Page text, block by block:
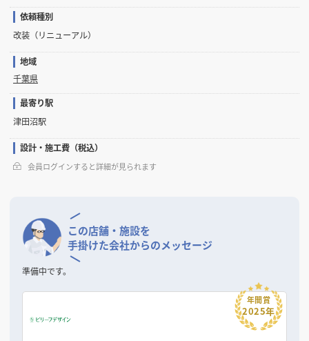
依頼種別
改装（リニューアル）
地域
千葉県
最寄り駅
津田沼駅
設計・施工費（税込）
会員ログインすると詳細が見られます
この店舗・施設を
手掛けた会社からのメッセージ
準備中です。
年間賞
2025年